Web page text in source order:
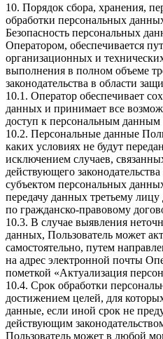
10. Порядок сбора, хранения,
обработки персональных
Безопасность персональных
Оператором, обеспечивается
организационных и
выполнения в полном объеме
законодательства в области
10.1. Оператор обеспечивает
данных и принимает все
доступ к персональным
10.2. Персональные данные
каких условиях не будут
исключением случаев,
действующего
субъектом персональных
передачу данных третьему лицу
по гражданско-правовому
10.3. В случае выявления
данных, Пользователь может
самостоятельно, путем
на адрес электронной почты
пометкой «Актуализация
10.4. Срок обработки
достижением целей, для
данные, если иной срок не
действующим
Пользователь может в любой